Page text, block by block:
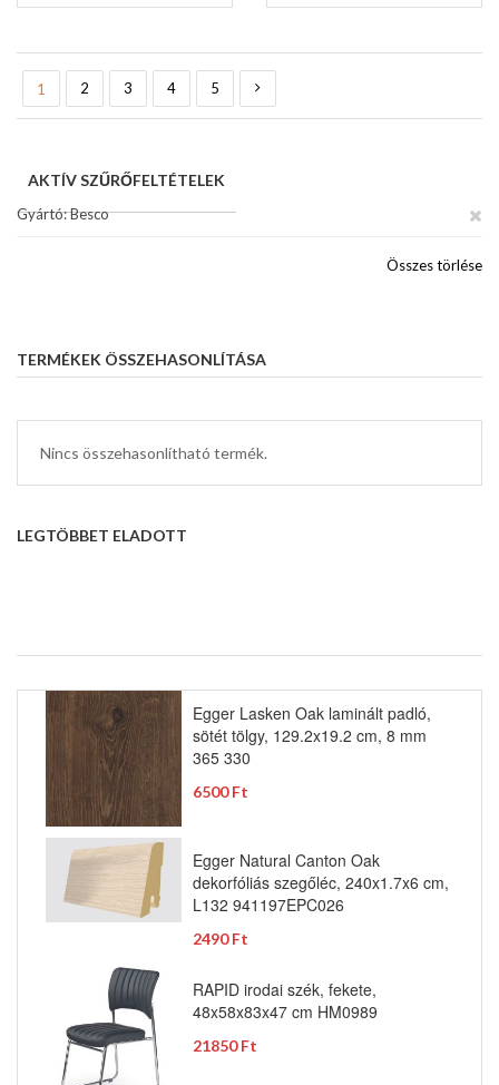
Oldal
You're currently reading page
1
Oldal
2
Oldal
3
Oldal
4
Oldal
5
Oldal
Következő
AKTÍV SZŰRŐFELTÉTELEK
Gyártó Besco
Összes törlése
TERMÉKEK ÖSSZEHASONLÍTÁSA
Nincs összehasonlítható termék.
LEGTÖBBET ELADOTT
Egger Lasken Oak laminált padló,
sötét tölgy, 129.2x19.2 cm, 8 mm
365 330
6500 Ft
Egger Natural Canton Oak
dekorfóliás szegőléc, 240x1.7x6 cm,
L132 941197EPC026
2490 Ft
RAPID irodai szék, fekete,
48x58x83x47 cm HM0989
21850 Ft